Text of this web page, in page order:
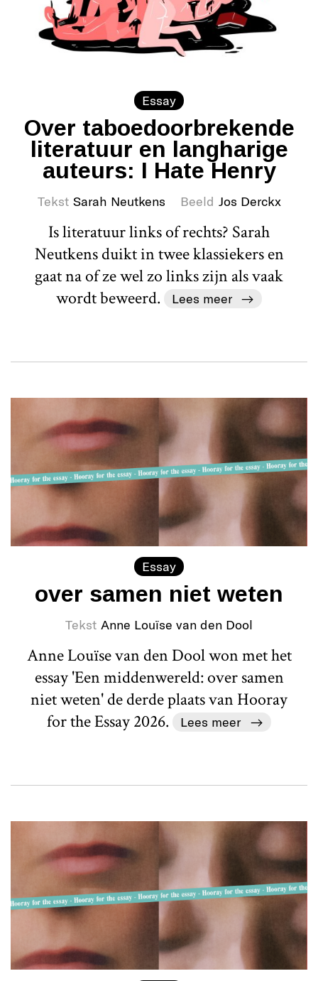
Essay
Over taboedoorbrekende
literatuur en langharige
auteurs: I Hate Henry
Tekst Sarah Neutkens Beeld Jos Derckx
Is literatuur links of rechts? Sarah
Neutkens duikt in twee klassiekers en
gaat na of ze wel zo links zijn als vaak
wordt beweerd.
Lees meer
Essay
over samen niet weten
Tekst Anne Louïse van den Dool
Anne Louïse van den Dool won met het
essay 'Een middenwereld: over samen
niet weten' de derde plaats van Hooray
for the Essay 2026.
Lees meer